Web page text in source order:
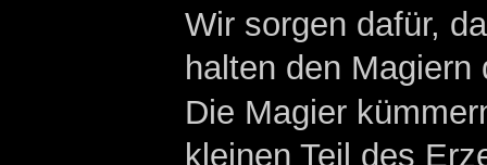
Wir sorgen dafür,
halten den
Die Magier
kleinen Teil des